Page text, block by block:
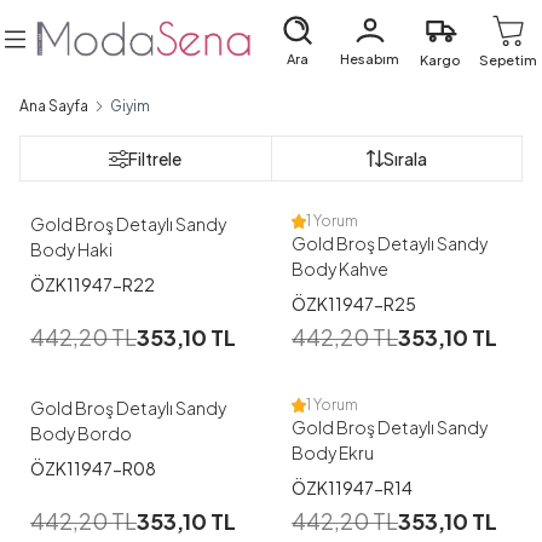
Ara Hesabım Kargo Sepetim
Ana Sayfa Giyim
Filtrele Sırala
M L
Gold Broş Detaylı Sandy
Body Haki
ÖZK11947-R22
442,20TL353,10 TL
M
1 Yorum
Gold Broş Detaylı Sandy
Body Kahve
ÖZK11947-R25
442,20TL353,10 TL
M L
Gold Broş Detaylı Sandy
Body Bordo
ÖZK11947-R08
442,20TL353,10 TL
M
1 Yorum
Gold Broş Detaylı Sandy
Body Ekru
ÖZK11947-R14
442,20TL353,10 TL
M